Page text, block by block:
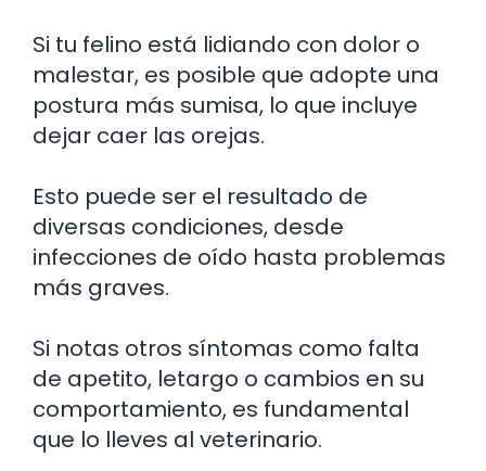
Si tu felino está lidiando con dolor o
malestar, es posible que adopte una
postura más sumisa, lo que incluye
dejar caer las orejas.
Esto puede ser el resultado de
diversas condiciones, desde
infecciones de oído hasta problemas
más graves.
Si notas otros síntomas como falta
de apetito, letargo o cambios en su
comportamiento, es fundamental
que lo lleves al veterinario.